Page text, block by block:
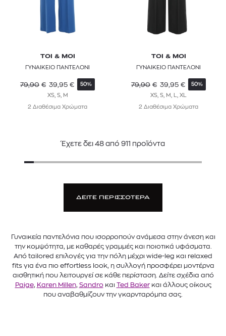
TOI & MOI
ΓΥΝΑΙΚΕΙΟ ΠΑΝΤΕΛΟΝΙ
79,90 € 39,95 € 50%
XS, S, M
2 Διαθέσιμα Χρώματα
TOI & MOI
ΓΥΝΑΙΚΕΙΟ ΠΑΝΤΕΛΟΝΙ
79,90 € 39,95 € 50%
XS, S, M, L, XL
2 Διαθέσιμα Χρώματα
Έχετε δει 48από 911 προϊόντα
ΔΕΙΤΕ ΠΕΡΙΣΣΟΤΕΡΑ
Γυναικεία παντελόνια που ισορροπούν ανάμεσα στην άνεση και
την κομψότητα, με καθαρές γραμμές και ποιοτικά υφάσματα.
Από tailored επιλογές για την πόλη μέχρι wide-leg και relaxed
fits για ένα πιο effortless look, η συλλογή προσφέρει μοντέρνα
αισθητική που λειτουργεί σε κάθε περίσταση. Δείτε σχέδια από
Paige, Karen Millen, Sandroκαι Ted Bakerκαι άλλους οίκους
που αναβαθμίζουν την γκαρνταρόμπα σας.